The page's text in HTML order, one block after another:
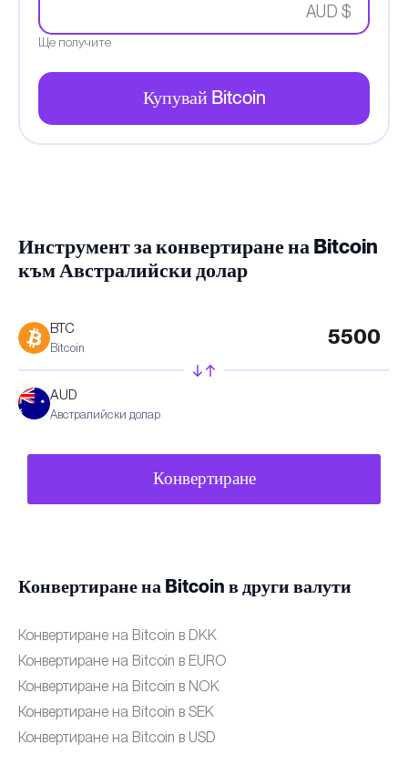
AUD $
Ще получите
Купувай Bitcoin
Инструмент за конвертиране на Bitcoin
към Австралийски долар
BTC
Bitcoin
AUD
Австралийски долар
Конвертиране
Конвертиране на Bitcoin в други валути
Конвертиране на Bitcoin в DKK
Конвертиране на Bitcoin в EURO
Конвертиране на Bitcoin в NOK
Конвертиране на Bitcoin в SEK
Конвертиране на Bitcoin в USD